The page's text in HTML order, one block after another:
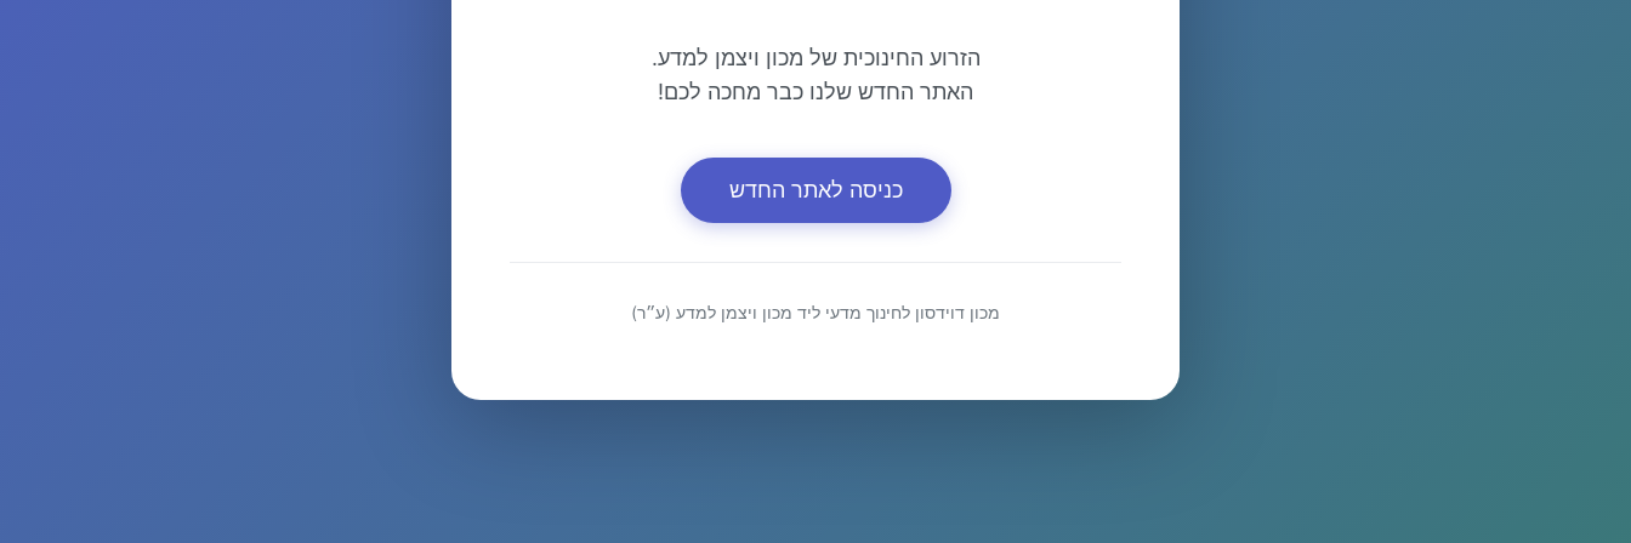
הזרוע החינוכית של מכון ויצמן למדע.
האתר החדש שלנו כבר מחכה לכם!
כניסה לאתר החדש
מכון דוידסון לחינוך מדעי ליד מכון ויצמן למדע (ע״ר)